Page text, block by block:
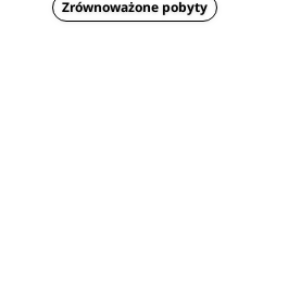
Zrównoważone pobyty